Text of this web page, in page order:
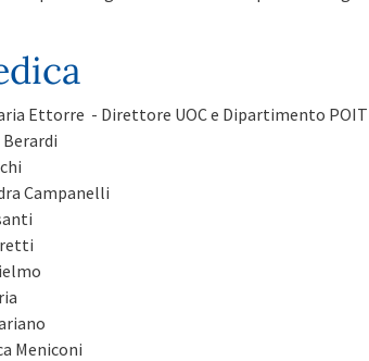
Ettorre - Direttore UOC e Dipartimento
Campanelli
Meniconi